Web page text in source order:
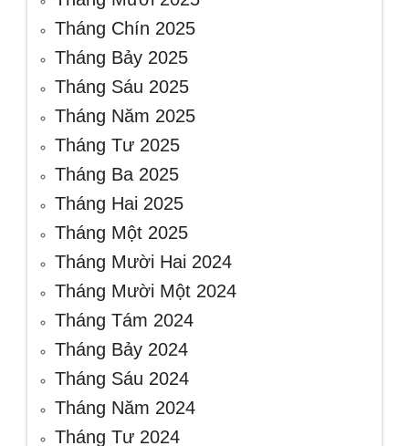
Tháng Chín 2025
Tháng Bảy 2025
Tháng Sáu 2025
Tháng Năm 2025
Tháng Tư 2025
Tháng Ba 2025
Tháng Hai 2025
Tháng Một 2025
Tháng Mười Hai 2024
Tháng Mười Một 2024
Tháng Tám 2024
Tháng Bảy 2024
Tháng Sáu 2024
Tháng Năm 2024
Tháng Tư 2024